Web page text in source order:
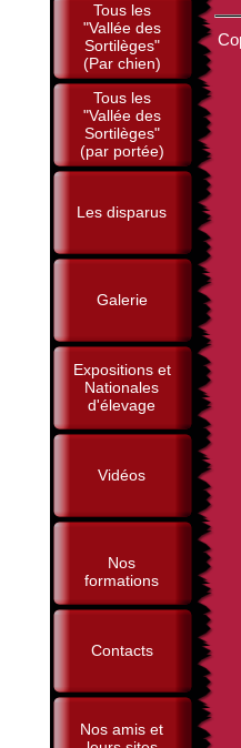
Tous les
"Vallée des
Sortilèges"
(Par chien)
Tous les
"Vallée des
Sortilèges"
(par portée)
Les disparus
Galerie
Expositions et
Nationales
d'élevage
Vidéos
Nos
formations
Contacts
Nos amis et